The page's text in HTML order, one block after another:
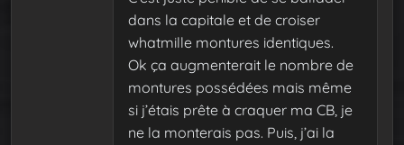
dans la capitale et de croiser
whatmille montures identiques.
Ok ça augmenterait le nombre de
montures possédées mais même
si j’étais prête à craquer ma CB, je
ne la monterais pas. Puis, j’ai la